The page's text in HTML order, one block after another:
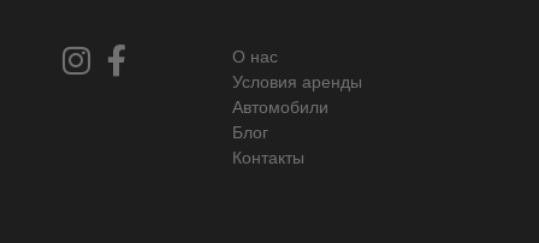
О нас
Условия аренды
Автомобили
Блог
Контакты